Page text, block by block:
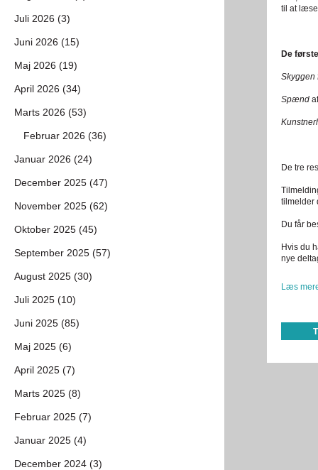
til at læse
De
Spænd
De tre
tilmelder
Du får
Hvis du
nye
Læs
Juli 2026 (3)
Juni 2026 (15)
Maj 2026 (19)
April 2026 (34)
Marts 2026 (53)
Februar 2026 (36)
Januar 2026 (24)
December 2025 (47)
November 2025 (62)
Oktober 2025 (45)
September 2025 (57)
August 2025 (30)
Juli 2025 (10)
Juni 2025 (85)
Maj 2025 (6)
April 2025 (7)
Marts 2025 (8)
Februar 2025 (7)
Januar 2025 (4)
December 2024 (3)